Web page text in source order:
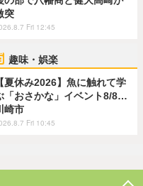
突
Fri 12:45
趣味・娯楽
【夏休み2026】魚に触れて学
「おさかな」イベント8/8…
崎市
Fri 10:45